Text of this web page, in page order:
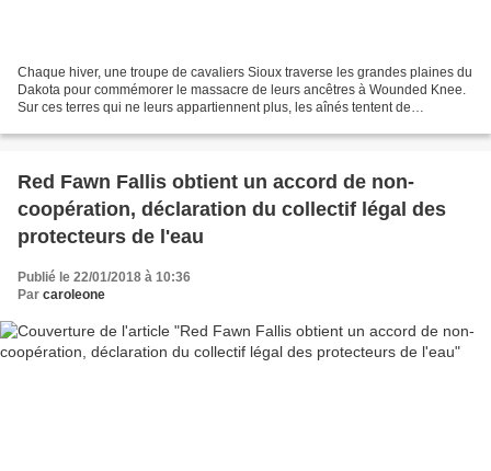
Chaque hiver, une troupe de cavaliers Sioux traverse les grandes plaines du
Dakota pour commémorer le massacre de leurs ancêtres à Wounded Knee.
Sur ces terres qui ne leurs appartiennent plus, les aînés tentent de
Red Fawn Fallis obtient un accord de non-
coopération, déclaration du collectif légal des
protecteurs de l'eau
Publié le 22/01/2018 à 10:36
Par caroleone